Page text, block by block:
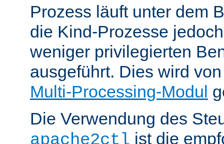
Prozess läuft unter dem
die Kind-Prozesse
weniger privilegierten
ausgeführt. Dies wird
Multi-Processing-Modul
Die Verwendung des
apache2ctl ist die